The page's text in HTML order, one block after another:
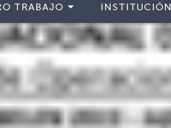
TRABAJO INSTITUCIÓN